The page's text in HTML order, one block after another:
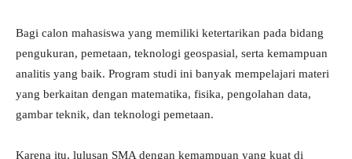
Bagi calon mahasiswa yang memiliki ketertarikan pada bidang
pengukuran, pemetaan, teknologi geospasial, serta kemampuan
analitis yang baik. Program studi ini banyak mempelajari materi
yang berkaitan dengan matematika, fisika, pengolahan data,
gambar teknik, dan teknologi pemetaan.
Karena itu, lulusan SMA dengan kemampuan yang kuat di